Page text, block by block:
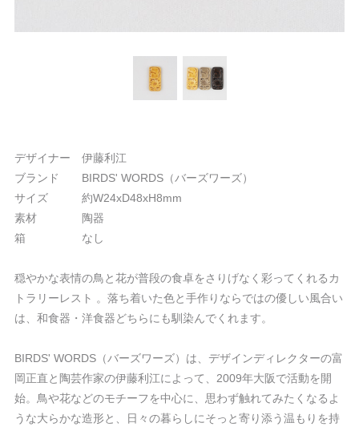
デザイナー 伊藤利江
ブランド BIRDS' WORDS（バーズワーズ）
サイズ 約W24xD48xH8mm
素材 陶器
箱 なし
穏やかな表情の鳥と花が普段の食卓をさりげなく彩ってくれるカ
トラリーレスト 。落ち着いた色と手作りならではの優しい風合い
は、和食器・洋食器どちらにも馴染んでくれます。
BIRDS' WORDS（バーズワーズ）は、デザインディレクターの富
岡正直と陶芸作家の伊藤利江によって、2009年大阪で活動を開
始。鳥や花などのモチーフを中心に、思わず触れてみたくなるよ
うな大らかな造形と、日々の暮らしにそっと寄り添う温もりを持